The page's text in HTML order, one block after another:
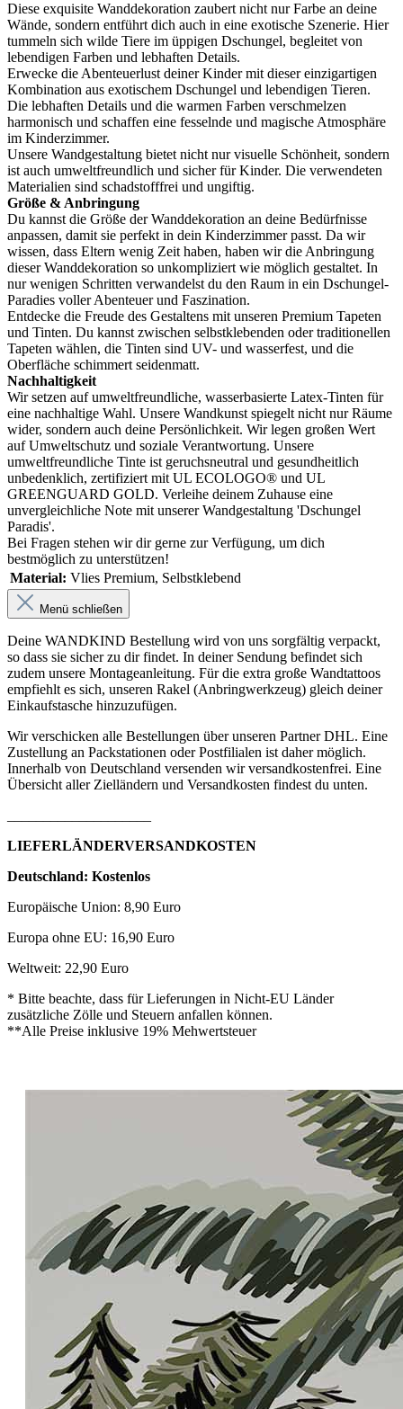
Diese exquisite Wanddekoration zaubert nicht nur Farbe an deine
Wände, sondern entführt dich auch in eine exotische Szenerie. Hier
tummeln sich wilde Tiere im üppigen Dschungel, begleitet von
lebendigen Farben und lebhaften Details.
Erwecke die Abenteuerlust deiner Kinder mit dieser einzigartigen
Kombination aus exotischem Dschungel und lebendigen Tieren.
Die lebhaften Details und die warmen Farben verschmelzen
harmonisch und schaffen eine fesselnde und magische Atmosphäre
im Kinderzimmer.
Unsere Wandgestaltung bietet nicht nur visuelle Schönheit, sondern
ist auch umweltfreundlich und sicher für Kinder. Die verwendeten
Materialien sind schadstofffrei und ungiftig.
Größe & Anbringung
Du kannst die Größe der Wanddekoration an deine Bedürfnisse
anpassen, damit sie perfekt in dein Kinderzimmer passt. Da wir
wissen, dass Eltern wenig Zeit haben, haben wir die Anbringung
dieser Wanddekoration so unkompliziert wie möglich gestaltet. In
nur wenigen Schritten verwandelst du den Raum in ein Dschungel-
Paradies voller Abenteuer und Faszination.
Entdecke die Freude des Gestaltens mit unseren Premium Tapeten
und Tinten. Du kannst zwischen selbstklebenden oder traditionellen
Tapeten wählen, die Tinten sind UV- und wasserfest, und die
Oberfläche schimmert seidenmatt.
Nachhaltigkeit
Wir setzen auf umweltfreundliche, wasserbasierte Latex-Tinten für
eine nachhaltige Wahl. Unsere Wandkunst spiegelt nicht nur Räume
wider, sondern auch deine Persönlichkeit. Wir legen großen Wert
auf Umweltschutz und soziale Verantwortung. Unsere
umweltfreundliche Tinte ist geruchsneutral und gesundheitlich
unbedenklich, zertifiziert mit UL ECOLOGO® und UL
GREENGUARD GOLD. Verleihe deinem Zuhause eine
unvergleichliche Note mit unserer Wandgestaltung 'Dschungel
Paradis'.
Bei Fragen stehen wir dir gerne zur Verfügung, um dich
bestmöglich zu unterstützen!
Material: Vlies Premium, Selbstklebend
Menü schließen
Deine WANDKIND Bestellung wird von uns sorgfältig verpackt,
so dass sie sicher zu dir findet. In deiner Sendung befindet sich
zudem unsere Montageanleitung. Für die extra große Wandtattoos
empfiehlt es sich, unseren Rakel (Anbringwerkzeug) gleich deiner
Einkaufstasche hinzuzufügen.
Wir verschicken alle Bestellungen über unseren Partner DHL. Eine
Zustellung an Packstationen oder Postfilialen ist daher möglich.
Innerhalb von Deutschland versenden wir versandkostenfrei. Eine
Übersicht aller Zielländern und Versandkosten findest du unten.
LIEFERLÄNDERVERSANDKOSTEN
Deutschland: Kostenlos
Europäische Union: 8,90 Euro
Europa ohne EU: 16,90 Euro
Weltweit: 22,90 Euro
* Bitte beachte, dass für Lieferungen in Nicht-EU Länder
zusätzliche Zölle und Steuern anfallen können.
**Alle Preise inklusive 19% Mehwertsteuer